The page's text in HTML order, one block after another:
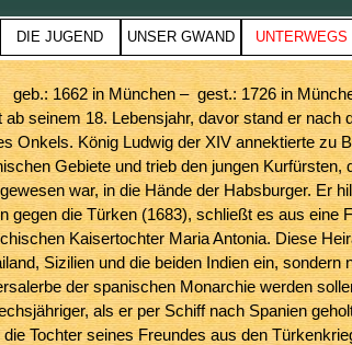
Menü überspringen
▼
DIE JUGEND ▼
UNSER GWAND ▼
UNTERWEGS
1662 in München – gest.: 1726 in
ab seinem 18. Lebensjahr, davor stand er nach
Onkels. König Ludwig der XIV annektierte zu
Gebiete und trieb den jungen
war, in die Hände der Habsburger. Er
gegen die Türken (1683), schließt es aus eine
Kaisertochter Maria Antonia. Diese
Sizilien und die beiden Indien ein,
der spanischen Monarchie werden
als er per Schiff nach Spanien
Tochter seines Freundes aus den